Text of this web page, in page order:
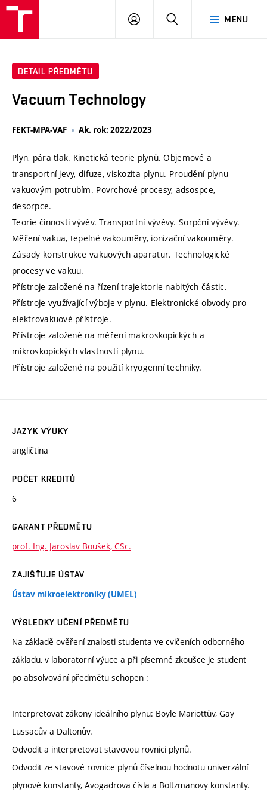
MENU
PŘIHLÁSIT
DETAIL PŘEDMĚTU
Vacuum Technology
FEKT-MPA-VAF Ak. rok: 2022/2023
Plyn, pára tlak. Kinetická teorie plynů. Objemové a
transportní jevy, difuze, viskozita plynu. Proudění plynu
vakuovým potrubím. Povrchové procesy, adsospce,
desorpce.
Teorie činnosti vývěv. Transportní vývěvy. Sorpční vývěvy.
Měření vakua, tepelné vakouměry, ionizační vakouměry.
Zásady konstrukce vakuových aparatur. Technologické
procesy ve vakuu.
Přístroje založené na řízení trajektorie nabitých částic.
Přístroje využívající výboje v plynu. Elektronické obvody pro
elektrovakuové přístroje.
Přístroje založené na měření makroskopických a
mikroskopických vlastností plynu.
Přístroje založené na použití kryogenní techniky.
JAZYK VÝUKY
angličtina
POČET KREDITŮ
6
GARANT PŘEDMĚTU
prof. Ing. Jaroslav Boušek, CSc.
ZAJIŠŤUJE ÚSTAV
Ústav mikroelektroniky (UMEL)
VÝSLEDKY UČENÍ PŘEDMĚTU
Na základě ověření znalosti studenta ve cvičeních odborného
základu, v laboratorní výuce a při písemné zkoušce je student
po absolvování předmětu schopen :
Interpretovat zákony ideálního plynu: Boyle Mariottův, Gay
Lussacův a Daltonův.
Odvodit a interpretovat stavovou rovnici plynů.
Odvodit ze stavové rovnice plynů číselnou hodnotu univerzální
plynové konstanty, Avogadrova čísla a Boltzmanovy konstanty.